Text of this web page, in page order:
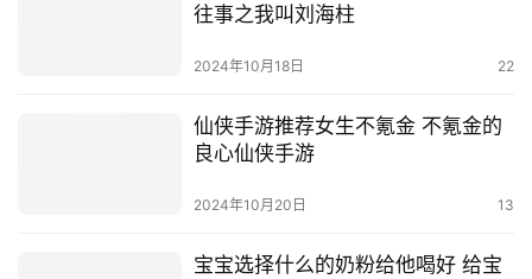
往事之我叫刘海柱
2024年10月18日 22
仙侠手游推荐女生不氪金 不氪金的
良心仙侠手游
2024年10月20日 13
宝宝选择什么的奶粉给他喝好 给宝